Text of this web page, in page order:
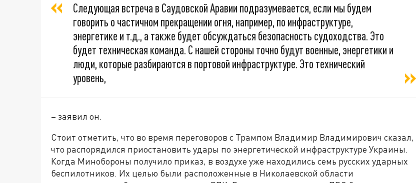
Следующая встреча в Саудовской Аравии подразумевается, если мы будем
говорить о частичном прекращении огня, например, по инфраструктуре,
энергетике и т.д., а также будет обсуждаться безопасность судоходства. Это
будет техническая команда. С нашей стороны точно будут военные, энергетики и
люди, которые разбираются в портовой инфраструктуре. Это технический
уровень,
– заявил он.
Стоит отметить, что во время переговоров с Трампом Владимир Владимирович сказал,
что распорядился приостановить удары по энергетической инфраструктуре Украины.
Когда Минобороны получило приказ, в воздухе уже находились семь русских ударных
беспилотников. Их целью были расположенные в Николаевской области